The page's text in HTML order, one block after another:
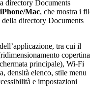
directory Documents
Mac, che mostra i
directory Documents
tra cui il
copertina
principale), Wi-Fi
densità elenco, stile menu
e impostazioni